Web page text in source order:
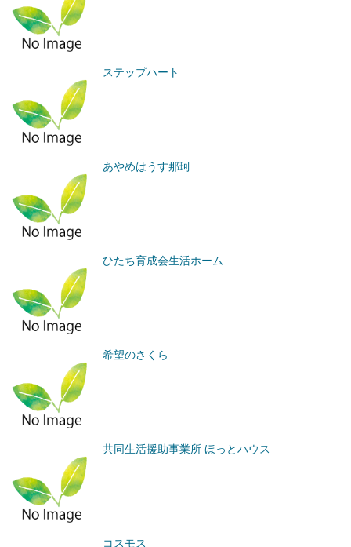
ステップハート
あやめはうす那珂
ひたち育成会生活ホーム
希望のさくら
共同生活援助事業所 ほっとハウス
コスモス